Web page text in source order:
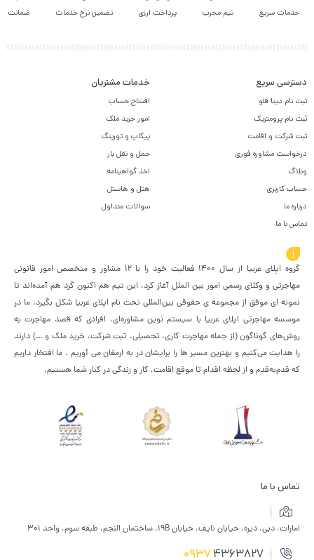
خدمات سریع تیم مجرب پرداخت ارزی تضمین نرخ خدمات ضمانت
دسترسی سریع
ثبت نام دیتا فلو
ثبت نام پرومتریک
ثبت شرکت و اقامت
درخواست مشاوره فوری
وبلاگ
حساب کاربری
درباره ما
تماس با ما
خدمات مشتریان
افتتاح حساب
امور خرید ملک
پیکاپ و تورینگ
حمل و نقل بار
اخذ گواهینامه
هتل و هاستل
سوالات متداول
گروه اپلای عربیا از سال 1400 فعالیت خود را با 12 مشاور و متخصص امور قانونی
مهاجرتی و وکلای رسمی امور بین الملل آغاز کرد، این تیم هم اکنون گرد هم آمده‌اند تا
نمونه ای موفق از مجموعه ی حقوقی بین‌المللی تحت نام اپلای عربیا شکل بگیرد. ما در
موسسه مهاجرتی اپلای عربیا با سیستم نوین مشاوره‌ای، افرادی که قصد مهاجرت به
روش‌های گوناگون (از جمله مهاجرت کاری، تحصیلی، ثبت شرکت، خرید ملک و …) دارند
را هدایت می‌کنیم و بهترین مسیر ها را برایشان در به ارمغان می آوریم . ما افتخار داریم
که قدم‌به‌قدم و از لحظه اقدام تا موقع اقامت، کار و زندگی در کنار شما هستیم.
تماس با ما
امارات، دبی، دیره، خیابان نایف، خیابان 19B، ساختمان النجم، طبقه سوم، واحد 301
09374363827